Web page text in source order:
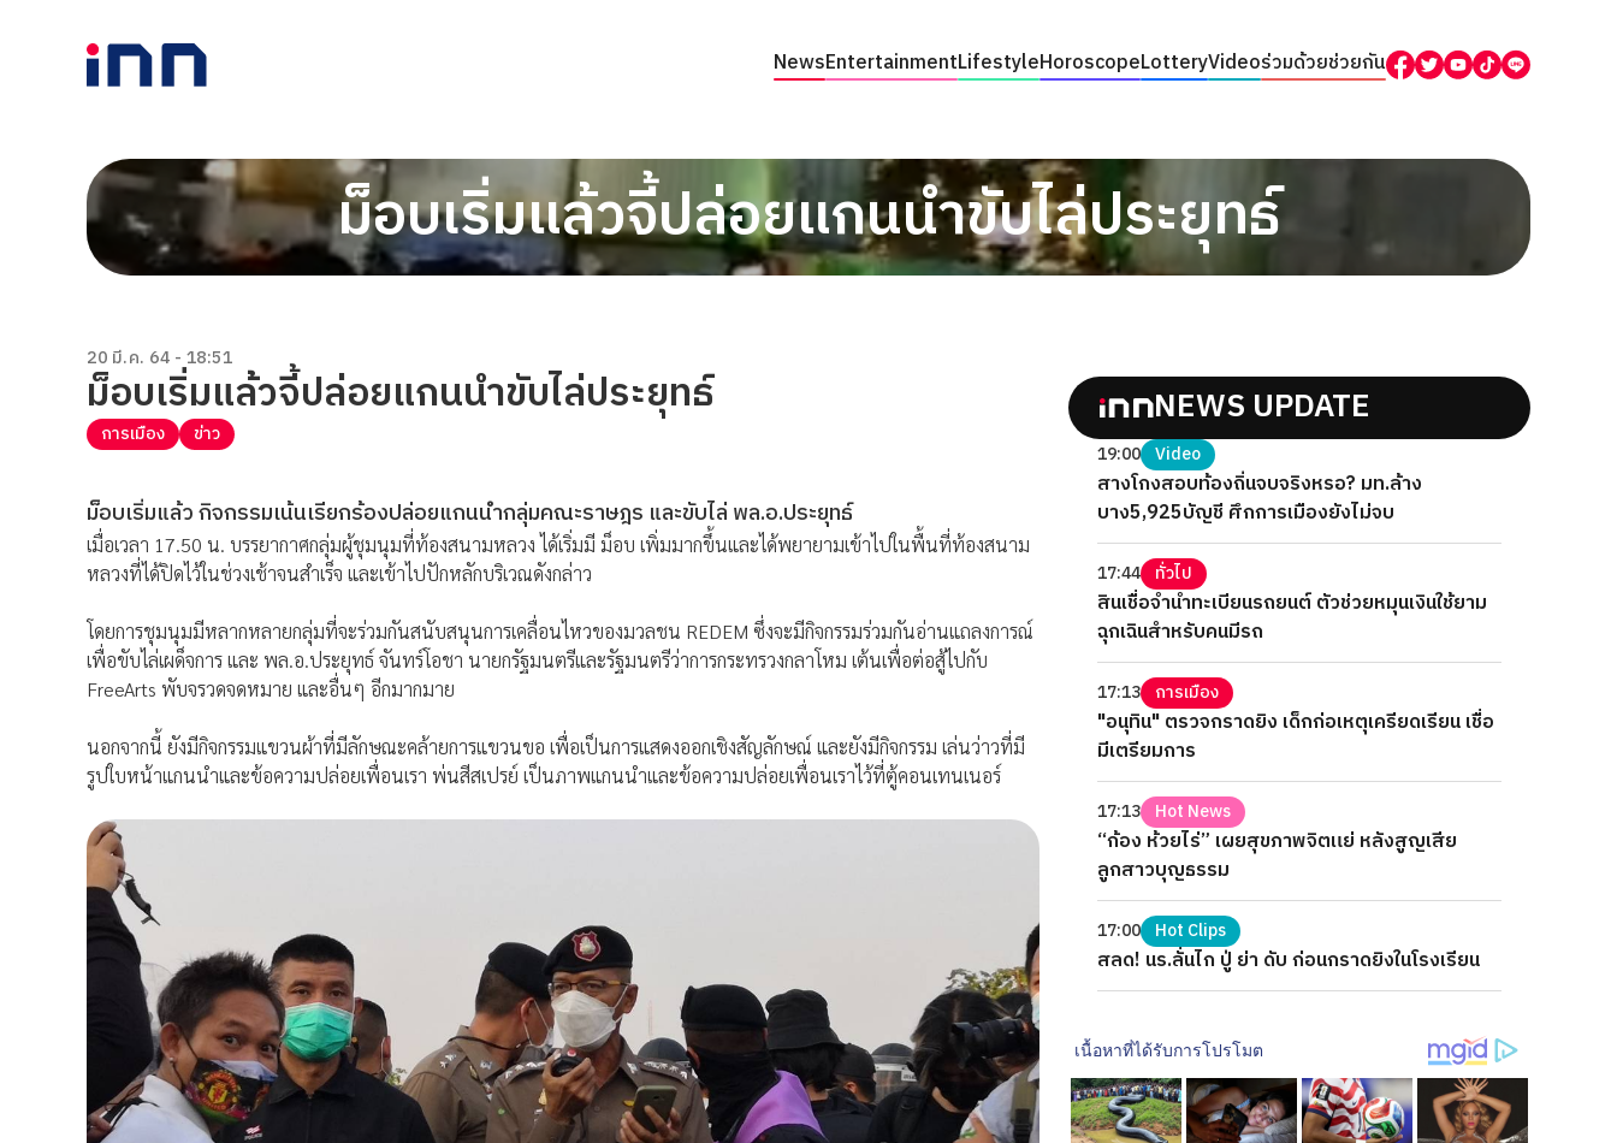
NewsEntertainmentLifestyleHoroscopeLotteryVideoร่วมด้วยช่วยกัน
ม็อบเริ่มแล้วจี้ปล่อยแกนนำขับไล่ประยุทธ์
20 มี.ค. 64 - 18:51
ม็อบเริ่มแล้วจี้ปล่อยแกนนำขับไล่ประยุทธ์
การเมือง ข่าว
ม็อบเริ่มแล้ว กิจกรรมเน้นเรียกร้องปล่อยแกนนำกลุ่มคณะราษฎร และขับไล่ พล.อ.ประยุทธ์
เมื่อเวลา 17.50 น. บรรยากาศกลุ่มผู้ชุมนุมที่ท้องสนามหลวง ได้เริ่มมี ม็อบ เพิ่มมากขึ้นและได้พยายามเข้าไปในพื้นที่ท้องสนาม
หลวงที่ได้ปิดไว้ในช่วงเช้าจนสำเร็จ และเข้าไปปักหลักบริเวณดังกล่าว
โดยการชุมนุมมีหลากหลายกลุ่มที่จะร่วมกันสนับสนุนการเคลื่อนไหวของมวลชน REDEM ซึ่งจะมีกิจกรรมร่วมกันอ่านแถลงการณ์
เพื่อขับไล่เผด็จการ และ พล.อ.ประยุทธ์ จันทร์โอชา นายกรัฐมนตรีและรัฐมนตรีว่าการกระทรวงกลาโหม เต้นเพื่อต่อสู้ไปกับ
FreeArts พับจรวดจดหมาย และอื่นๆ อีกมากมาย
นอกจากนี้ ยังมีกิจกรรมแขวนผ้าที่มีลักษณะคล้ายการแขวนขอ เพื่อเป็นการแสดงออกเชิงสัญลักษณ์ และยังมีกิจกรรม เล่นว่าวที่มี
รูปใบหน้าแกนนำและข้อความปล่อยเพื่อนเรา พ่นสีสเปรย์ เป็นภาพแกนนำและข้อความปล่อยเพื่อนเราไว้ที่ตู้คอนเทนเนอร์
NEWS UPDATE
19:00 Video
สางโกงสอบท้องถิ่นจบจริงหรอ? มท.ล้าง
บาง5,925บัญชี ศึกการเมืองยังไม่จบ
17:44 ทั่วไป
สินเชื่อจำนำทะเบียนรถยนต์ ตัวช่วยหมุนเงินใช้ยาม
ฉุกเฉินสำหรับคนมีรถ
17:13 การเมือง
"อนุทิน" ตรวจกราดยิง เด็กก่อเหตุเครียดเรียน เชื่อ
มีเตรียมการ
17:13 Hot News
“ก้อง ห้วยไร่” เผยสุขภาพจิตแย่ หลังสูญเสีย
ลูกสาวบุญธรรม
17:00 Hot Clips
สลด! นร.ลั่นไก ปู่ ย่า ดับ ก่อนกราดยิงในโรงเรียน